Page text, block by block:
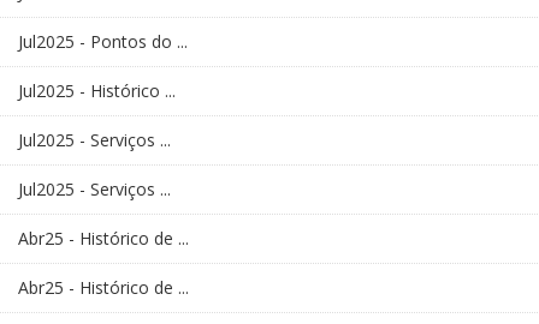
Jul2025 - Pontos do ...
Jul2025 - Histórico ...
Jul2025 - Serviços ...
Jul2025 - Serviços ...
Abr25 - Histórico de ...
Abr25 - Histórico de ...